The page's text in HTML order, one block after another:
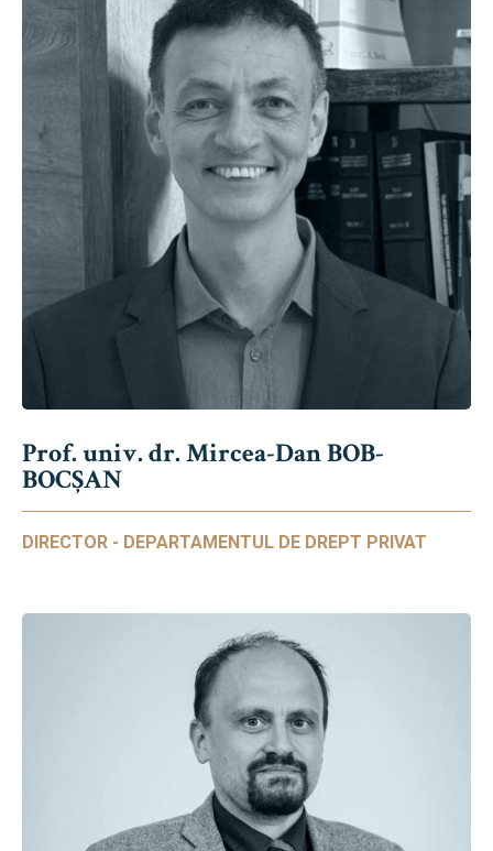
Prof. univ. dr. Mircea-Dan BOB-
BOCȘAN
DIRECTOR - DEPARTAMENTUL DE DREPT PRIVAT